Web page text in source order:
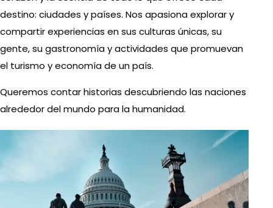
destino: ciudades y países. Nos apasiona explorar y
compartir experiencias en sus culturas únicas, su
gente, su gastronomía y actividades que promuevan
el turismo y economía de un país.
Queremos contar historias descubriendo las naciones
alrededor del mundo para la humanidad.